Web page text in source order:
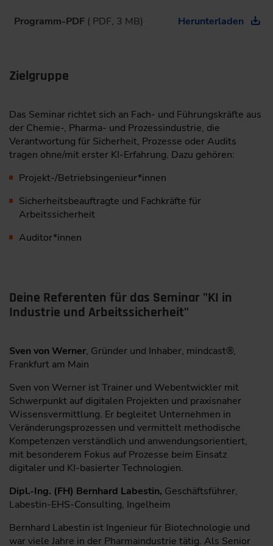
Programm-PDF ( PDF, 3 MB) Herunterladen
Zielgruppe
Das Seminar richtet sich an Fach- und Führungskräfte aus
der Chemie-, Pharma- und Prozessindustrie, die
Verantwortung für Sicherheit, Prozesse oder Audits
tragen ohne/mit erster KI-Erfahrung. Dazu gehören:
Projekt-/Betriebsingenieur*innen
Sicherheitsbeauftragte und Fachkräfte für
Arbeitssicherheit
Auditor*innen
Deine Referenten für das Seminar "KI in
Industrie und Arbeitssicherheit"
Sven von Werner, Gründer und Inhaber, mindcast®,
Frankfurt am Main
Sven von Werner ist Trainer und Webentwickler mit
Schwerpunkt auf digitalen Projekten und praxisnaher
Wissensvermittlung. Er begleitet Unternehmen in
Veränderungsprozessen und vermittelt methodische
Kompetenzen verständlich und anwendungsorientiert,
mit besonderem Fokus auf Prozesse beim Einsatz
digitaler und KI-basierter Technologien.
Dipl.-Ing. (FH) Bernhard Labestin, Geschäftsführer,
Labestin-EHS-Consulting, Ingelheim
Bernhard Labestin ist Ingenieur für Biotechnologie und
war viele Jahre in der Pharmaindustrie tätig. Als Senior